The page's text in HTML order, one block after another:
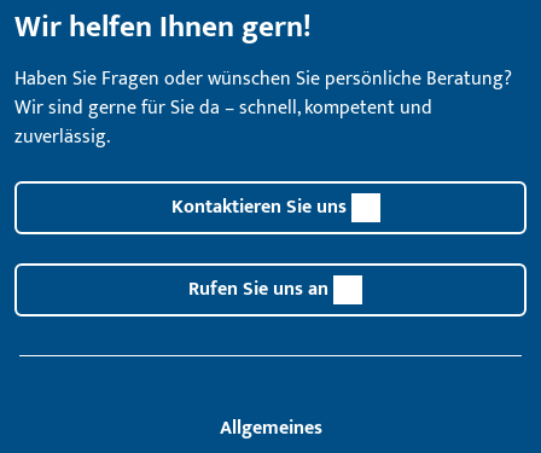
Wir helfen Ihnen gern!
Haben Sie Fragen oder wünschen Sie persönliche Beratung?
Wir sind gerne für Sie da – schnell, kompetent und
zuverlässig.
Kontaktieren Sie uns
Rufen Sie uns an
Allgemeines